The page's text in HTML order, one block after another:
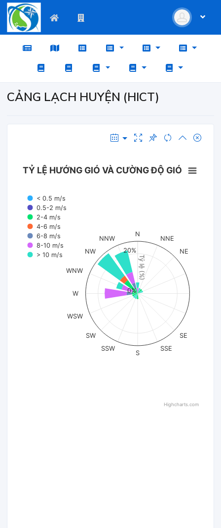
CẢNG LẠCH HUYỆN (HICT)
Tỷ lệ (%)
TỶ LỆ HƯỚNG GIÓ VÀ CƯỜNG ĐỘ GIÓ
< 0.5 m/s
0.5-2 m/s
2-4 m/s
4-6 m/s
6-8 m/s
8-10 m/s
> 10 m/s
N
NNE
NE
SE
SSE
S
SSW
SW
WSW
W
WNW
NW
NNW
0%
20%
Highcharts.com